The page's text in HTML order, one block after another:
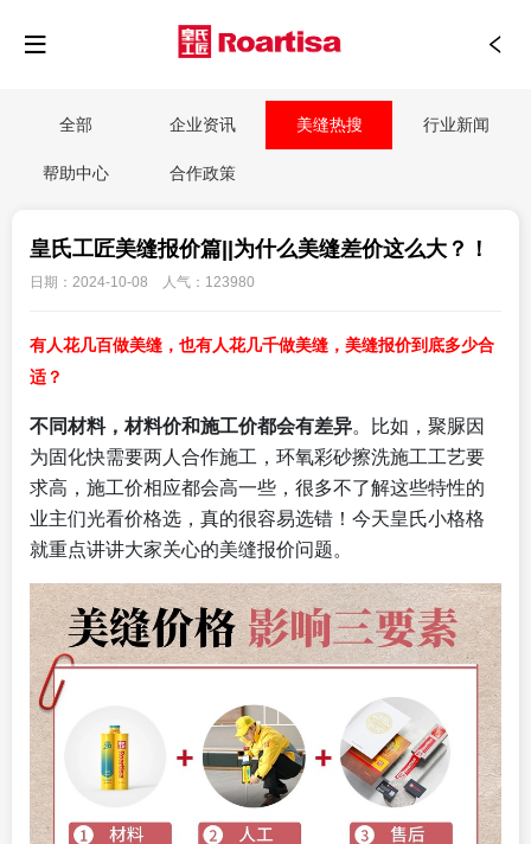
全部 企业资讯 美缝热搜 行业新闻
帮助中心 合作政策
皇氏工匠美缝报价篇||为什么美缝差价这么大？！
日期：2024-10-08 人气：123980
有人花几百做美缝，也有人花几千做美缝，美缝报价到底多少合
适？
不同材料，材料价和施工价都会有差异。比如，聚脲因
为固化快需要两人合作施工，环氧彩砂擦洗施工工艺要
求高，施工价相应都会高一些，很多不了解这些特性的
业主们光看价格选，真的很容易选错！今天皇氏小格格
就重点讲讲大家关心的美缝报价问题。